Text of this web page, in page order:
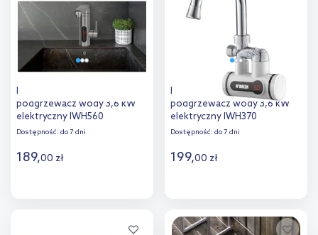
porównania
Noveen przepływowy
podgrzewacz wody 3,6 kW
elektryczny IWH560
Dostępność: do 7 dni
189,00 zł
Noveen przepływowy
podgrzewacz wody 3,6 kW
elektryczny IWH370
Dostępność: do 7 dni
199,00 zł
Dodaj do